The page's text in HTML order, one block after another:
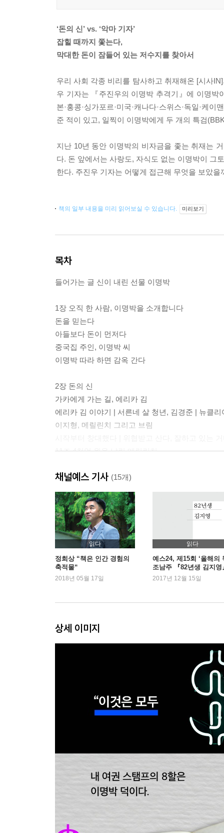
‘돈의 신’ vs. ‘악마 기자’
잡힐 때까지 쫓는다,
막대한 돈이 잠들어 있는 저수지를 찾아서
우리 사회 각종 비리를 탐사하고 취재해온 [시사
우 기자는 『주진우의 이명박 추격기』에 이명박
본·홍콩·싱가포르·미국·캐나다·스위스·독일·케
준 적이 있고, 일찍이 이명박에게 두 개의 특검
지난 10년 동안 이명박의 비자금을 좇는 취재는
다. 돈 앞에서는 사랑도, 자식도 없는 이명박이 그
한다. 주진우 기자는 어떻게 접근해 무엇을 보았
책의 일부 내용을 미리 읽어보실 수 있습니다. 미리보기
목차
들어가는 글 신이 내린 선물 이명박
1장 오직 한 사람, 이명박을 소개합니다
돈을 믿는다
아들보다 돈이 먼저다
중국집 주인, 이명박 씨
이명박 따라 하면 감옥 간다
2장 돈의 신
가카에게 가는 길, 에리카 김
에리카 김 이야기 | 서른네 살 청년, 김경준 | 뉴클리
이지형, 메릴린치 그리고 브림
11조 4천억 원을 날린 메릴린치
단군 이래 최대 사기사건
자꾸 죽는다
한국판 [오션스 일레븐]
치사하고 뻔뻔한 청계재단 | ‘도둑적’으로 완벽한
조폭 스타일!
3장 저수지 찾기 프로젝트
비자금 저수지 1호, 2호, 3호, 4호
예습 파트너, 전두환
4장 저수지는 있다
비자금의 항구 토론토로
토론토의 첫날밤 | 이상해서 왔습니다 | 사기사
변호사 | 주범과 거래한 외환은행 토론토 지점 | 주
꽃이 져도 나는 이명박을 잊은 적이 없다
한 번 더 터트려보련다, 뉴클리어 밤
채널예스 기사 (15개)
읽다
정희상 “책은 인간 경험의
축적물“
2018년 05월 17일
읽다
예스24, 제15회 ‘올해의
조남주 『82년생 김지영
1위
2017년 12월 15일
상세 이미지